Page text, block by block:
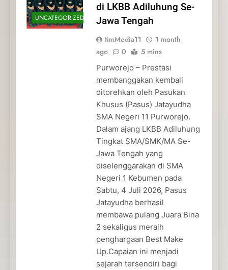
UNCATEGORIZED
di LKBB Adiluhung Se-
Jawa Tengah
timMedia11
1 month
ago
0 5 mins
Purworejo – Prestasi
membanggakan kembali
ditorehkan oleh Pasukan
Khusus (Pasus) Jatayudha
SMA Negeri 11 Purworejo.
Dalam ajang LKBB Adiluhung
Tingkat SMA/SMK/MA Se-
Jawa Tengah yang
diselenggarakan di SMA
Negeri 1 Kebumen pada
Sabtu, 4 Juli 2026, Pasus
Jatayudha berhasil
membawa pulang Juara Bina
2 sekaligus meraih
penghargaan Best Make
Up.Capaian ini menjadi
sejarah tersendiri bagi